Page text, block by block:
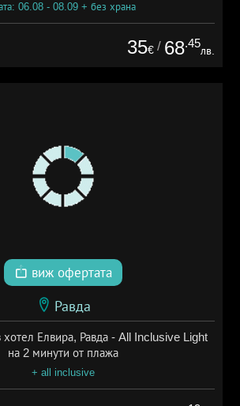
06.08 - 08.09 + без храна
35€ / 68.45
лв.
виж офертата
Равда
хотел Елвира, Равда - All Inclusive Light
на 2 минути от плажа
+ all inclusive